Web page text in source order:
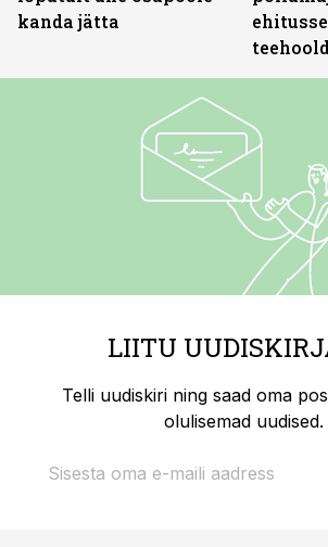
kanda jätta
LIITU
Telli uudiskiri ning saad oma
olulisemad uudised.